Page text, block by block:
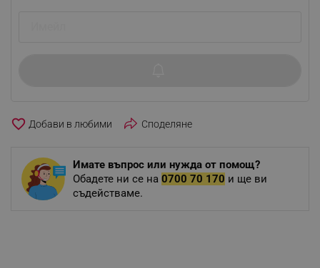
favorite_border Споделяне
Имате въпрос или нужда от помощ?
Обадете ни се на 0700 70 170 и ще ви
съдействаме.